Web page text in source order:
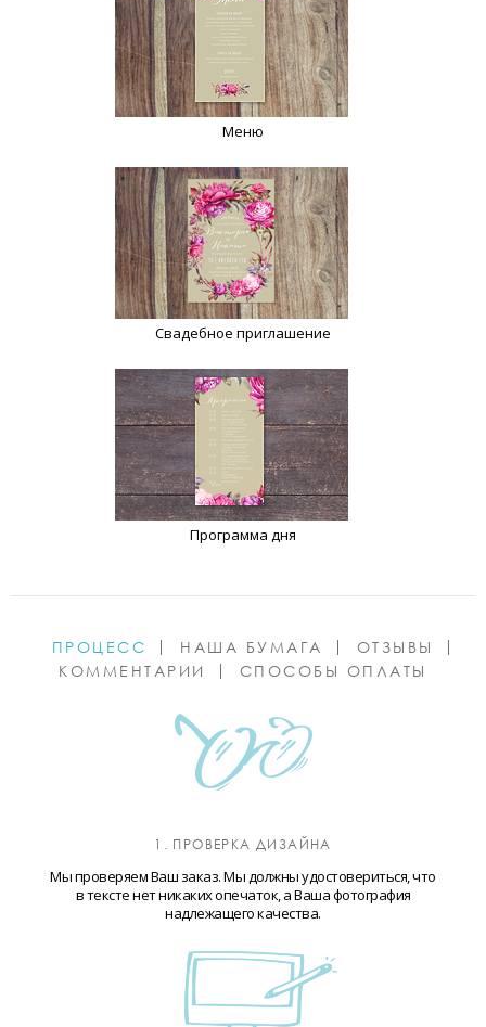
Меню
Свадебное приглашение
Программа дня
ПРОЦЕСС НАША БУМАГА
ОТЗЫВЫ
КОММЕНТАРИИ
СПОСОБЫ ОПЛАТЫ
1. ПРОВЕРКА ДИЗАЙНА
Мы проверяем Ваш заказ. Мы должны удостовериться, что
в тексте нет никаких опечаток, а Ваша фотография
надлежащего качества.